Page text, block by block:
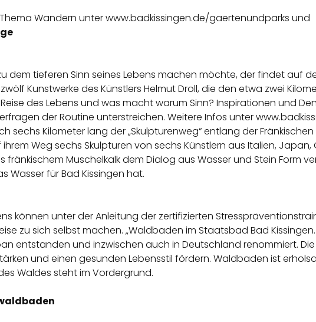
Wandern unter www.badkissingen.de/gaertenundparks und
dem tieferen Sinn seines Lebens machen möchte, der findet auf
Kunstwerke des Künstlers Helmut Droll, die den etwa zwei
des Lebens und was macht warum Sinn? Inspirationen und
der Routine unterstreichen. Weitere Infos unter
sechs Kilometer lang der „Skulpturenweg“ entlang der
Weg sechs Skulpturen von sechs Künstlern aus Italien, Japan,
Muschelkalk dem Dialog aus Wasser und Stein Form
Wasser für Bad Kissingen hat.
können unter der Anleitung der zertifizierten
zu sich selbst machen. „Waldbaden im Staatsbad Bad
entstanden und inzwischen auch in Deutschland renommiert.
und einen gesunden Lebensstil fördern. Waldbaden ist
Waldes steht im Vordergrund.